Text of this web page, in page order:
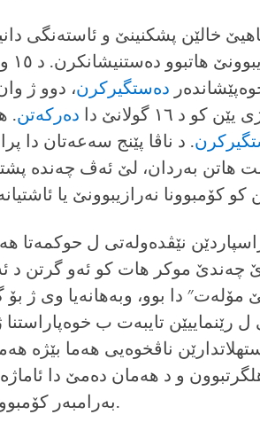
ده‌ستگیرکرن، دوو ژ
۱٦ گولانێ د‌ا
ده‌رکه‌تن.
. د ناڤا پێنج سەعه‌تان دا‌
هاتن به‌ردان، لێ ئه‌ڤ چه‌نده‌
راسپاردێن نێڤدەولەتی ل حوكمەتا
چه‌ندێ موکر هات کو ئه‌و گرتن د
مۆله‌ت" دا بوو، وبه‌هانه‌یا وی ژ بۆ
ناڤخوه‌یی هه‌ما بێژه‌
و د هه‌مان ده‌مێ دا
به‌رامبه‌ر کۆمبوونێ نه‌هاتبوو کرن.